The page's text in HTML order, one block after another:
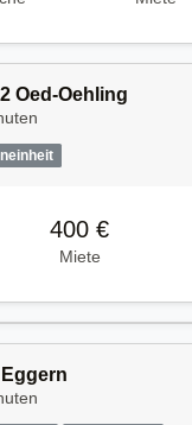
Oed-Oehling
400 €
Miete